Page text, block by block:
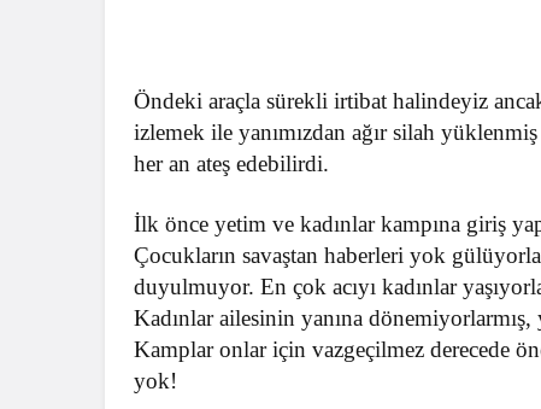
Öndeki araçla sürekli irtibat halindeyiz
izlemek ile yanımızdan ağır silah
her an ateş edebilirdi.
İlk önce yetim ve kadınlar kampına giriş
Çocukların savaştan haberleri yok
duyulmuyor. En çok acıyı kadınlar
Kadınlar ailesinin yanına
Kamplar onlar için vazgeçilmez derecede
yok!